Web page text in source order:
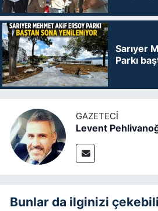
Sarıyer
Parkı
GAZETECI
Levent
Bunlar da ilginizi